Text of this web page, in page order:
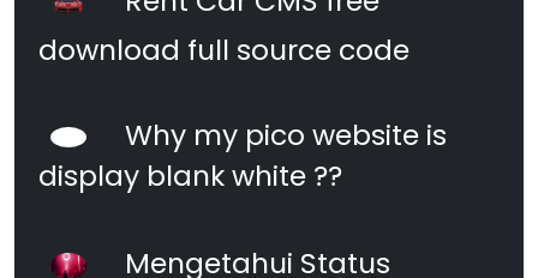
download full source code
Why my pico website is
display blank white ??
Mengetahui Status